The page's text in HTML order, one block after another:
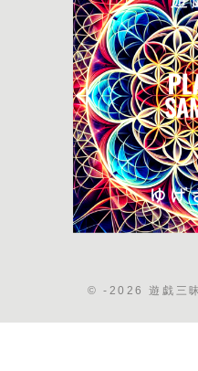
© -2026 遊戯三